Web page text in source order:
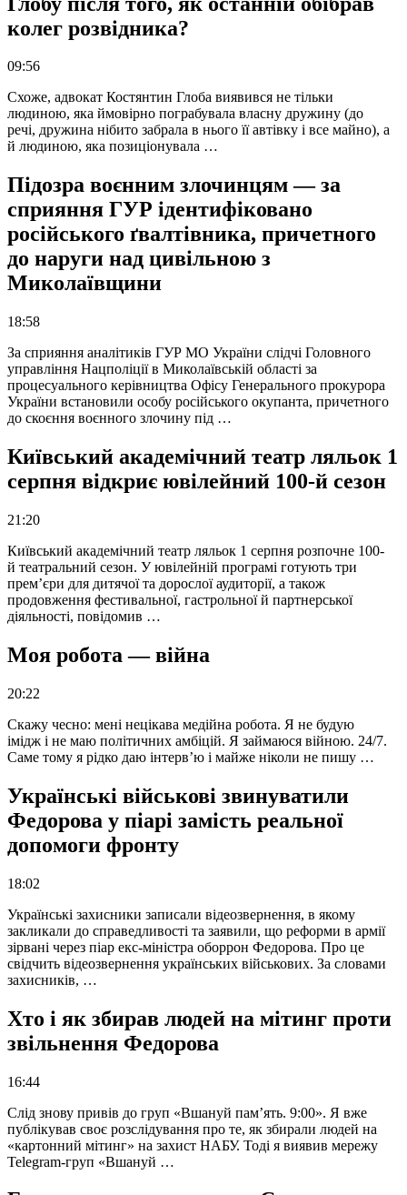
колег розвідника?
09:56
Схоже, адвокат Костянтин Глоба виявився не тільки
людиною, яка ймовірно пограбувала власну дружину (до
речі, дружина нібито забрала в нього її автівку і все майно), а
й людиною, яка позиціонувала …
Підозра воєнним злочинцям — за
сприяння ГУР ідентифіковано
російського ґвалтівника, причетного
до наруги над цивільною з
Миколаївщини
18:58
За сприяння аналітиків ГУР МО України слідчі Головного
управління Нацполіції в Миколаївській області за
процесуального керівництва Офісу Генерального прокурора
України встановили особу російського окупанта, причетного
до скоєння воєнного злочину під …
Київський академічний театр ляльок 1
серпня відкриє ювілейний 100-й сезон
21:20
Київський академічний театр ляльок 1 серпня розпочне 100-
й театральний сезон. У ювілейній програмі готують три
прем’єри для дитячої та дорослої аудиторії, а також
продовження фестивальної, гастрольної й партнерської
діяльності, повідомив …
Моя робота — війна
20:22
Скажу чесно: мені нецікава медійна робота. Я не будую
імідж і не маю політичних амбіцій. Я займаюся війною. 24/7.
Саме тому я рідко даю інтерв’ю і майже ніколи не пишу …
Українські військові звинуватили
Федорова у піарі замість реальної
допомоги фронту
18:02
Українські захисники записали відеозвернення, в якому
закликали до справедливості та заявили, що реформи в армії
зірвані через піар екс-міністра оборрон Федорова. Про це
свідчить відеозвернення українських військових. За словами
захисників, …
Хто і як збирав людей на мітинг проти
звільнення Федорова
16:44
Слід знову привів до груп «Вшануй пам’ять. 9:00». Я вже
публікував своє розслідування про те, як збирали людей на
«картонний мітинг» на захист НАБУ. Тоді я виявив мережу
Telegram-груп «Вшануй …